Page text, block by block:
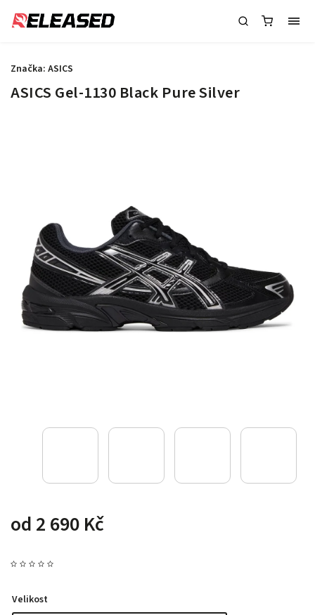
ASICS Gel-1130 Black Pure Silver
od 2 690 Kč
Značka: ASICS
Velikost